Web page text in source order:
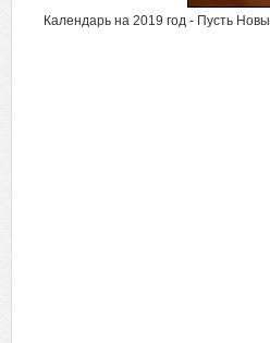
Календарь на 2019 год - Пусть